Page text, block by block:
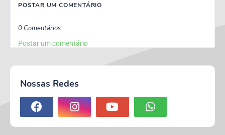
POSTAR UM COMENTÁRIO
0 Comentários
Postar um comentário
Nossas Redes